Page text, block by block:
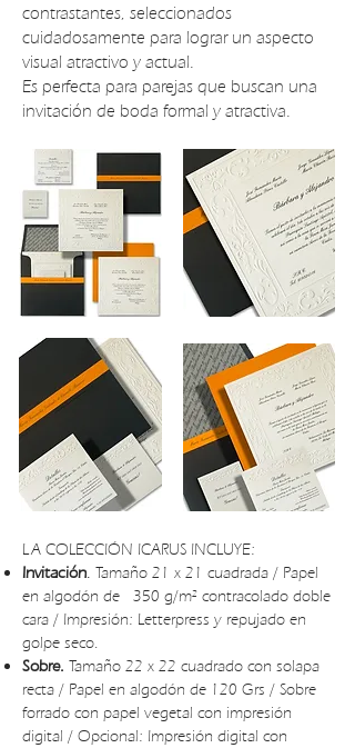
contrastantes, seleccionados
cuidadosamente para lograr un aspecto
visual atractivo y actual.
Es perfecta para parejas que buscan una
invitación de boda formal y atractiva.
LA COLECCIÓN ICARUS INCLUYE:
Invitación. Tamaño 21 x 21 cuadrada / Papel
en algodón de 350 g/m² contracolado doble
cara / Impresión: Letterpress y repujado en
golpe seco.
Sobre. Tamaño 22 x 22 cuadrado con solapa
recta / Papel en algodón de 120 Grs / Sobre
forrado con papel vegetal con impresión
digital / Opcional: Impresión digital con